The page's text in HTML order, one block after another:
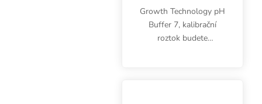
Growth Technology pH
Buffer 7, kalibrační
roztok budete